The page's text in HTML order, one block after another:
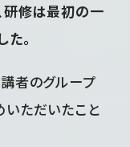
研修は最初の一
。
者のグループ
いただいたこと